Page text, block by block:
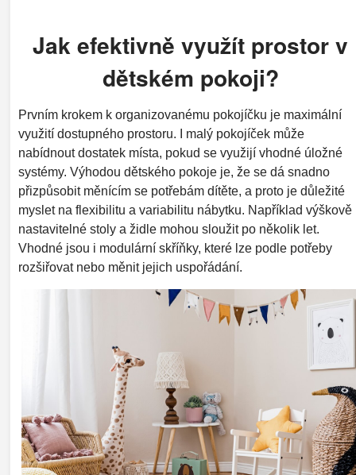
Jak efektivně využít prostor v
dětském pokoji?
Prvním krokem k organizovanému pokojíčku je maximální
využití dostupného prostoru. I malý pokojíček může
nabídnout dostatek místa, pokud se využijí vhodné úložné
systémy. Výhodou dětského pokoje je, že se dá snadno
přizpůsobit měnícím se potřebám dítěte, a proto je důležité
myslet na flexibilitu a variabilitu nábytku. Například výškově
nastavitelné stoly a židle mohou sloužit po několik let.
Vhodné jsou i modulární skříňky, které lze podle potřeby
rozšiřovat nebo měnit jejich uspořádání.